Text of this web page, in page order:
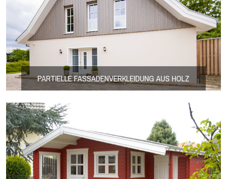
PARTIELLE FASSADENVERKLEIDUNG AUS HOLZ